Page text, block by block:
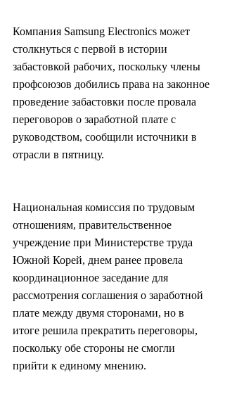
Компания Samsung Electronics может
столкнуться с первой в истории
забастовкой рабочих, поскольку члены
профсоюзов добились права на законное
проведение забастовки после провала
переговоров о заработной плате с
руководством, сообщили источники в
отрасли в пятницу.
Национальная комиссия по трудовым
отношениям, правительственное
учреждение при Министерстве труда
Южной Корей, днем ранее провела
координационное заседание для
рассмотрения соглашения о заработной
плате между двумя сторонами, но в
итоге решила прекратить переговоры,
поскольку обе стороны не смогли
прийти к единому мнению.